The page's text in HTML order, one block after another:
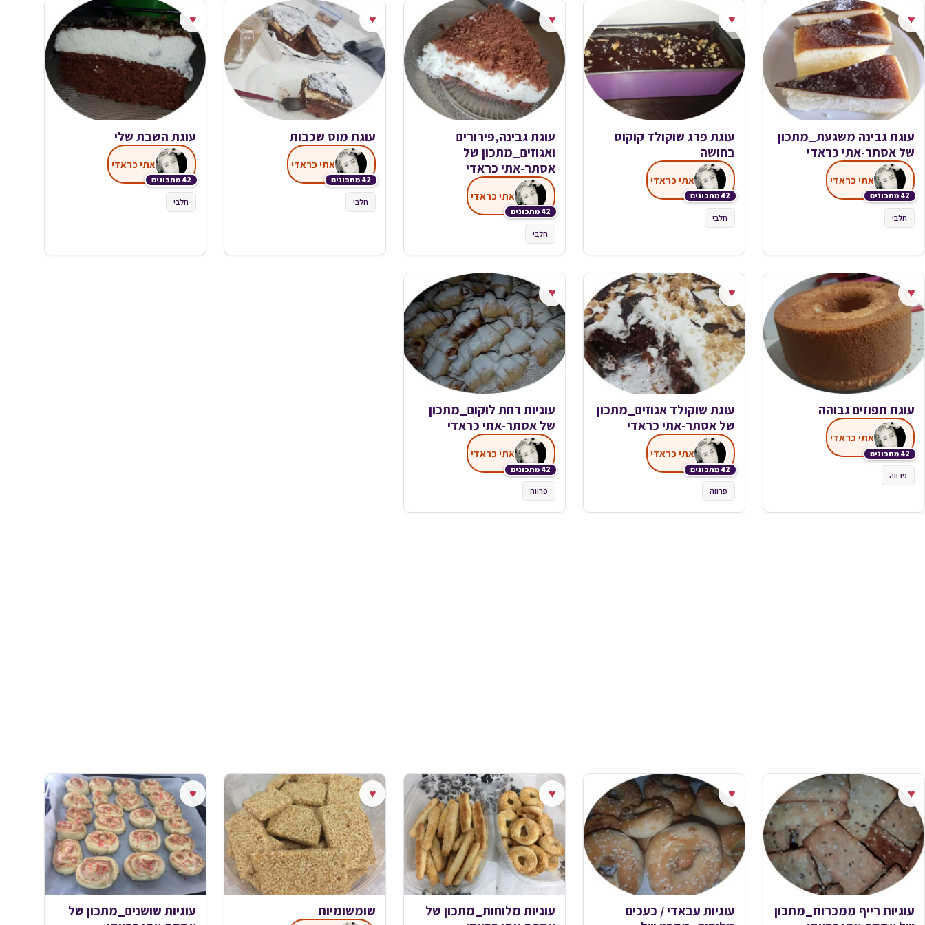
♥
עוגת גבינה משגעת_מתכון
של אסתר-אתי כראדי
42 מתכונים
אתי כראדי
חלבי
♥
עוגת פרג שוקולד קוקוס
בחושה
42 מתכונים
אתי כראדי
חלבי
♥
עוגת גבינה,פירורים
ואגוזים_מתכון של
אסתר-אתי כראדי
42 מתכונים
אתי כראדי
חלבי
♥
עוגת מוס שכבות
42 מתכונים
אתי כראדי
חלבי
♥
עוגת השבת שלי
42 מתכונים
אתי כראדי
חלבי
♥
עוגת תפוזים גבוהה
42 מתכונים
אתי כראדי
פרווה
♥
עוגת שוקולד אגוזים_מתכון
של אסתר-אתי כראדי
42 מתכונים
אתי כראדי
פרווה
♥
עוגיות רחת לוקום_מתכון
של אסתר-אתי כראדי
42 מתכונים
אתי כראדי
פרווה
♥
עוגיות רייף ממכרות_מתכון
♥
עוגיות עבאדי / כעכים
♥
עוגיות מלוחות_מתכון של
♥
שומשומיות
♥
עוגיות שושנים_מתכון של